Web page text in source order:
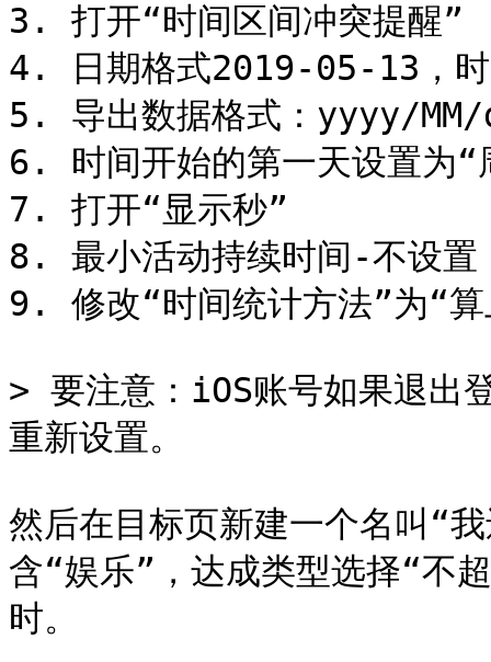
3. 打开“时间区间冲突提醒”
4. 日期格式2019-05-13，
5. 导出数据格式：yyyy/
6. 时间开始的第一天设置为“
7. 打开“显示秒”
8. 最小活动持续时间-不设置
9. 修改“时间统计方法”为“算
> 要注意：iOS账号如果退出
重新设置。
然后在目标页新建一个名叫“
含“娱乐”，达成类型选择“不
时。